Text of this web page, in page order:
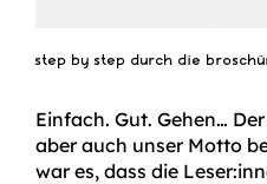
step by step durch die
Einfach. Gut. Gehen…
aber auch unser Motto
war es, dass die